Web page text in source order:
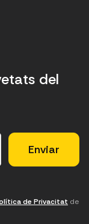
del
de Privacitat de